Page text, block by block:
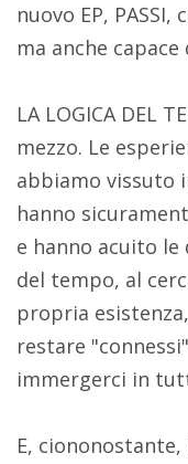
nuovo EP,
ma anche
LA LOGICA DEL
mezzo. Le
abbiamo vissuto
hanno
e hanno acuito
del tempo, al
propria
restare
immergerci in
E,